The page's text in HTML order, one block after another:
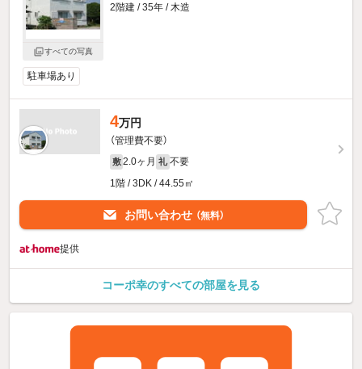
すべての写真
2階建 / 35年 / 木造
駐車場あり
4万円
（管理費不要）
敷 2.0ヶ月 礼 不要
1階 / 3DK / 44.55㎡
お問い合わせ （無料）
提供
コーポ幸のすべての部屋を見る